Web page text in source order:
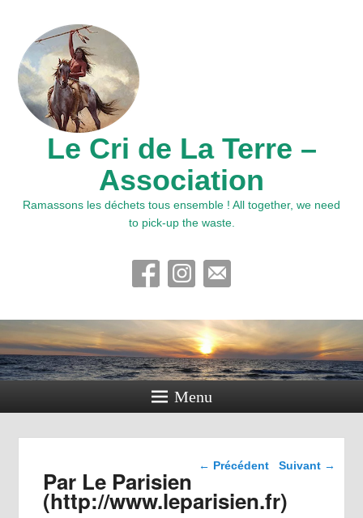
Le Cri de La Terre –
Association
Ramassons les déchets tous ensemble ! All together, we need
to pick-up the waste.
Menu
Navigation dans les
← Précédent Suivant →
Par Le Parisien
(http://www.leparisien.fr)